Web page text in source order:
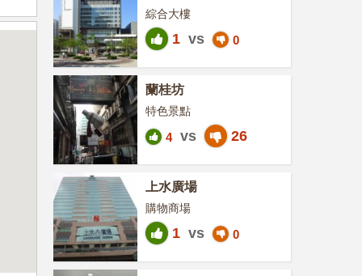
綜合大樓
1 vs 0
蘭桂坊
特色景點
4 vs 26
上水廣場
購物商場
1 vs 0